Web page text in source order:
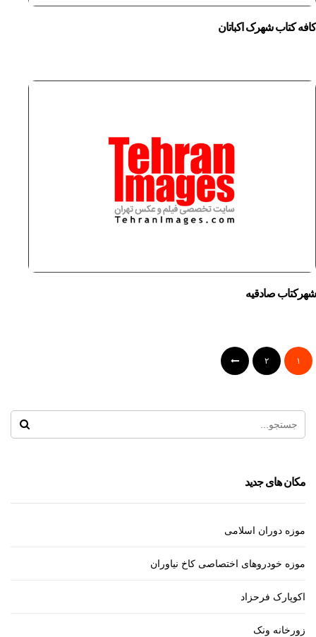
کافه کتاب شهرک اکباتان
شهرکتاب صادقیه
۱ ۲
مکان های جدید
موزه دوران اسلامی
موزه خودروهای اختصاصی کاخ نیاوران
اکوپارک فرحزاد
زورخانه ونک